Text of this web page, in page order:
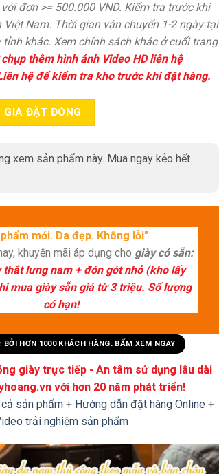
đơn >= 500.000 VND. Kiểm tra trước khi
Nam. Thời gian vận chuyển 1-2 ngày tại
tỉnh khác. Xem chính sách khác ở cuối trang
thêm hình ảnh Video HD liên hệ
hệ để kiểm tra kho trước khi đặt hàng.
GIÁ ĐẶT ĐÓNG
xem sản phẩm này. Mua ngay kẻo hết
mới. Da đẹp. Không lỗi"
khuyến mãi áp dụng cho giày có sẵn:
thắt lưng nam + đón gót nhỏ (kho lấy
mua giày sẵn giá từ 3 triệu. Số lượng
có hạn!
BỞI HƠN 1000 KHÁCH HÀNG. BẤM XEM NGAY
giày trực tiếp - An tâm sử dụng lâu dài
với hơn 20 năm phát triển!
sản phẩm+ Hướng dẫn đặt hàng Online +
trải nghiệm sản phẩm